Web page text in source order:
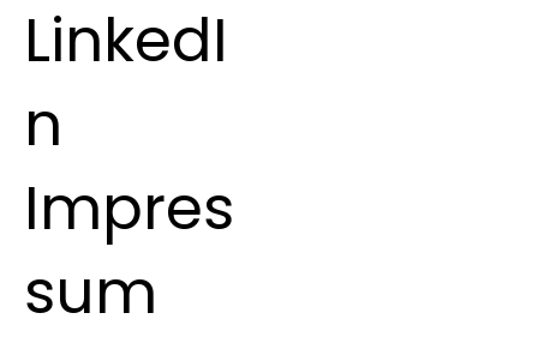
LinkedI
n
Impres
sum